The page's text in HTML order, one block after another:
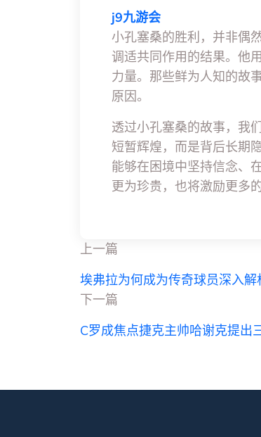
j9九游会
小孔塞桑的胜利，并非偶
调适共同作用的结果。他
力量。那些鲜为人知的故
原因。
透过小孔塞桑的故事，我
短暂辉煌，而是背后长期
能够在困境中坚持信念、
更为珍贵，也将激励更多
上一篇
埃弗拉为何成为传奇球员深入
下一篇
C罗成焦点捷克主帅哈谢克提出